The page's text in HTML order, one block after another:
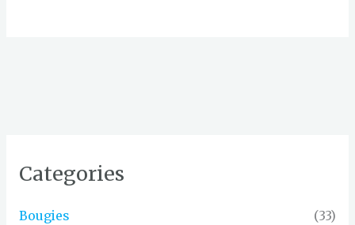
Categories
Bougies (33)